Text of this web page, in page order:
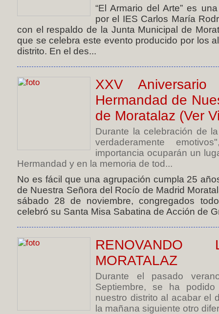
“El Armario del Arte” es
por el IES Carlos María
con el respaldo de la Junta Municipal de
que se celebra este evento producido por los
distrito. En el des...
XXV
Hermandad de
de Moratalaz (Ver
Durante la celebración de
verdaderamente
importancia ocuparán un
Hermandad y en la memoria de tod...
No es fácil que una agrupación cumpla 25
de Nuestra Señora del Rocío de Madrid
sábado 28 de noviembre, congregados
celebró su Santa Misa Sabatina de Acción de
MORATALAZ
Durante el pasado
Septiembre, se ha
nuestro distrito al acabar el
la mañana siguiente otro